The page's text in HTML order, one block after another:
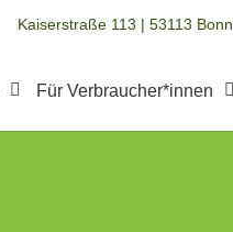
Kaiserstraße 113 | 53113 Bonn
Für Verbraucher*innen